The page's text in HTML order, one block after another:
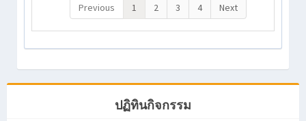
Previous
1 2 3 4 Next
ปฏิทินกิจกรรม